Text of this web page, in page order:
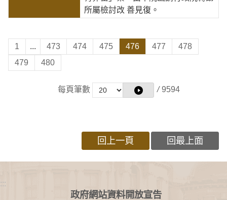
所屬檢討改 善見復。
1 ... 473 474 475 476 477
478
479
480
每頁筆數 / 9594
回上一頁 回最上面
:::
政府網站資料開放宣告